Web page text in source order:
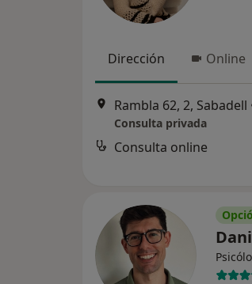
Dirección Online
Rambla 62, 2, Sabadell
Consulta privada
Consulta online